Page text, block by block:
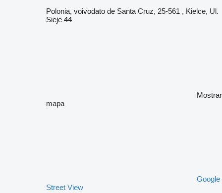
Polonia, voivodato de Santa Cruz, 25-561 , Kielce, Ul.
Sieje 44
Mostrar
mapa
Google
Street View